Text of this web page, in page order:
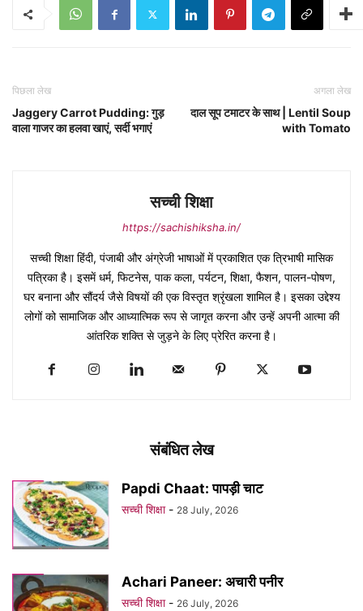
पिछला लेख
Jaggery Carrot Pudding: गुड़
वाला गाजर का हलवा खाएं, सर्दी भगाएं
अगला लेख
दाल सूप टमाटर के साथ | Lentil Soup
with Tomato
सच्ची शिक्षा
https://sachishiksha.in/
सच्ची शिक्षा हिंदी, पंजाबी और अंग्रेजी भाषाओं में प्रकाशित एक त्रिभाषी मासिक
पत्रिका है। इसमें धर्म, फिटनेस, पाक कला, पर्यटन, शिक्षा, फैशन, पालन-पोषण,
घर बनाना और सौंदर्य जैसे विषयों की एक विस्तृत श्रृंखला शामिल है। इसका उद्देश्य
लोगों को सामाजिक और आध्यात्मिक रूप से जागृत करना और उन्हें अपनी आत्मा की
आंतरिक शक्ति से जुड़ने के लिए प्रेरित करना है।
संबंधित लेख
Papdi Chaat: पापड़ी चाट
सच्ची शिक्षा - 28 July, 2026
Achari Paneer: अचारी पनीर
सच्ची शिक्षा - 26 July, 2026